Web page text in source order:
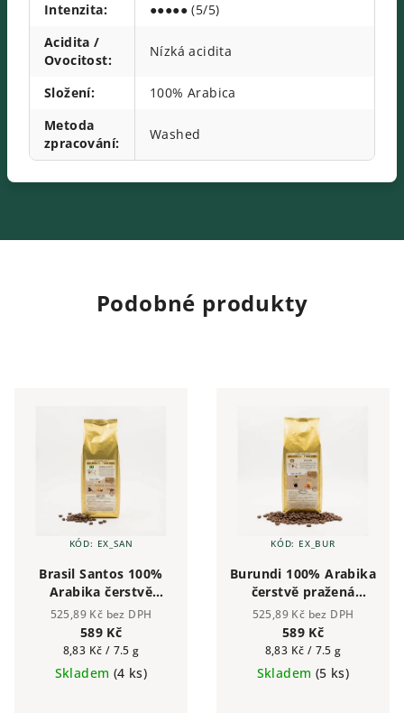
Intenzita:
●●●●● (5/5)
Acidita /
Ovocitost:
Nízká acidita
Složení:
100% Arabica
Metoda
zpracování:
Washed
Podobné produkty
Brasil Santos 100%
Arabika čerstvě
pražená zrnková káva
alacaffé 500g | Česká
pražírna
525,89 Kč bez DPH
589 Kč
Měrná
cena:
8,83 Kč / 7.5 g
Skladem (4 ks)
KÓD: EX_SAN
Burundi 100% Arabika
čerstvě pražená
zrnková káva alacaffé
500g | Česká pražírna
525,89 Kč bez DPH
589 Kč
Měrná
cena:
8,83 Kč / 7.5 g
Skladem (5 ks)
KÓD: EX_BUR